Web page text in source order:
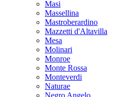
Masi
Massellina
Mastroberardino
Mazzetti d'Altavilla
Mesa
Molinari
Monroe
Monte Rossa
Monteverdi
Naturae
Negro Angelo